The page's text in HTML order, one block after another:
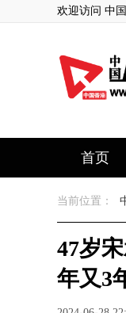
欢迎访问 中
首页
当前位置：
47岁
年又3